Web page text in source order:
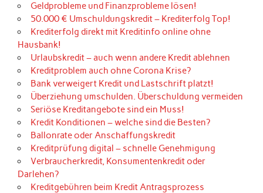
Geldprobleme und Finanzprobleme lösen!
50.000 € Umschuldungskredit – Krediterfolg Top!
Krediterfolg direkt mit Kreditinfo online ohne
Hausbank!
Urlaubskredit – auch wenn andere Kredit ablehnen
Kreditproblem auch ohne Corona Krise?
Bank verweigert Kredit und Lastschrift platzt!
Überziehung umschulden. Überschuldung vermeiden
Seriöse Kreditangebote sind ein Muss!
Kredit Konditionen – welche sind die Besten?
Ballonrate oder Anschaffungskredit
Kreditprüfung digital – schnelle Genehmigung
Verbraucherkredit, Konsumentenkredit oder
Darlehen?
Kreditgebühren beim Kredit Antragsprozess